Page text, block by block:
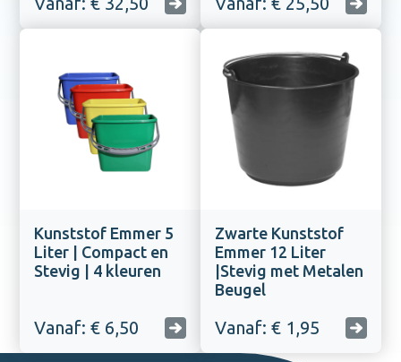
Kunststof Emmer 5
Liter | Compact en
Stevig | 4 kleuren
Vanaf: € 6,50
Zwarte Kunststof
Emmer 12 Liter
|Stevig met Metalen
Beugel
Vanaf: € 1,95